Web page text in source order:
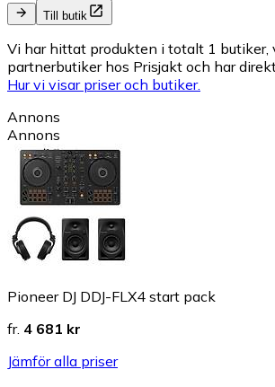
Till butik
Vi har hittat produkten i totalt 1 butiker,
partnerbutiker hos Prisjakt och har
Hur vi visar priser och butiker.
Annons
Annons
Pioneer DJ DDJ-FLX4 start pack
fr. 4 681 kr
Jämför alla priser